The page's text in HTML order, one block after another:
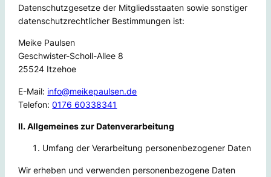
Datenschutzgesetze der Mitgliedsstaaten sowie sonstiger
datenschutzrechtlicher Bestimmungen ist:
Meike Paulsen
Geschwister-Scholl-Allee 8
25524 Itzehoe
E-Mail: info@meikepaulsen.de
Telefon:0176 60338341
II. Allgemeines zur Datenverarbeitung
Umfang der Verarbeitung personenbezogener Daten
Wir erheben und verwenden personenbezogene Daten